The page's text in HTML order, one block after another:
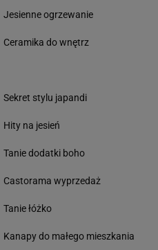
Jesienne ogrzewanie
Ceramika do wnętrz
Sekret stylu japandi
Hity na jesień
Tanie dodatki boho
Castorama wyprzedaż
Tanie łóżko
Kanapy do małego mieszkania